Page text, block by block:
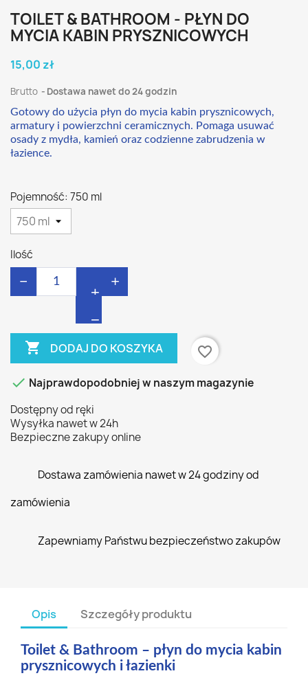
TOILET & BATHROOM - PŁYN DO
MYCIA KABIN PRYSZNICOWYCH
15,00 zł
Brutto Dostawa nawet do 24 godzin
Gotowy do użycia płyn do mycia kabin prysznicowych,
armatury i powierzchni ceramicznych. Pomaga usuwać
osady z mydła, kamień oraz codzienne zabrudzenia w
łazience.
Pojemność: 750 ml
Ilość
− +
 DODAJ DO KOSZYKA
favorite_border
 Najprawdopodobniej w naszym magazynie
Dostępny od ręki
Wysyłka nawet w 24h
Bezpieczne zakupy online
Dostawa zamówienia nawet w 24 godziny od
zamówienia
Zapewniamy Państwu bezpieczeństwo zakupów
Opis Szczegóły produktu
Toilet & Bathroom – płyn do mycia kabin
prysznicowych i łazienki